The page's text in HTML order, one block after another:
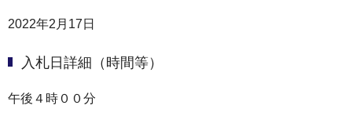
2022年2月17日
入札日詳細（時間等）
午後４時００分